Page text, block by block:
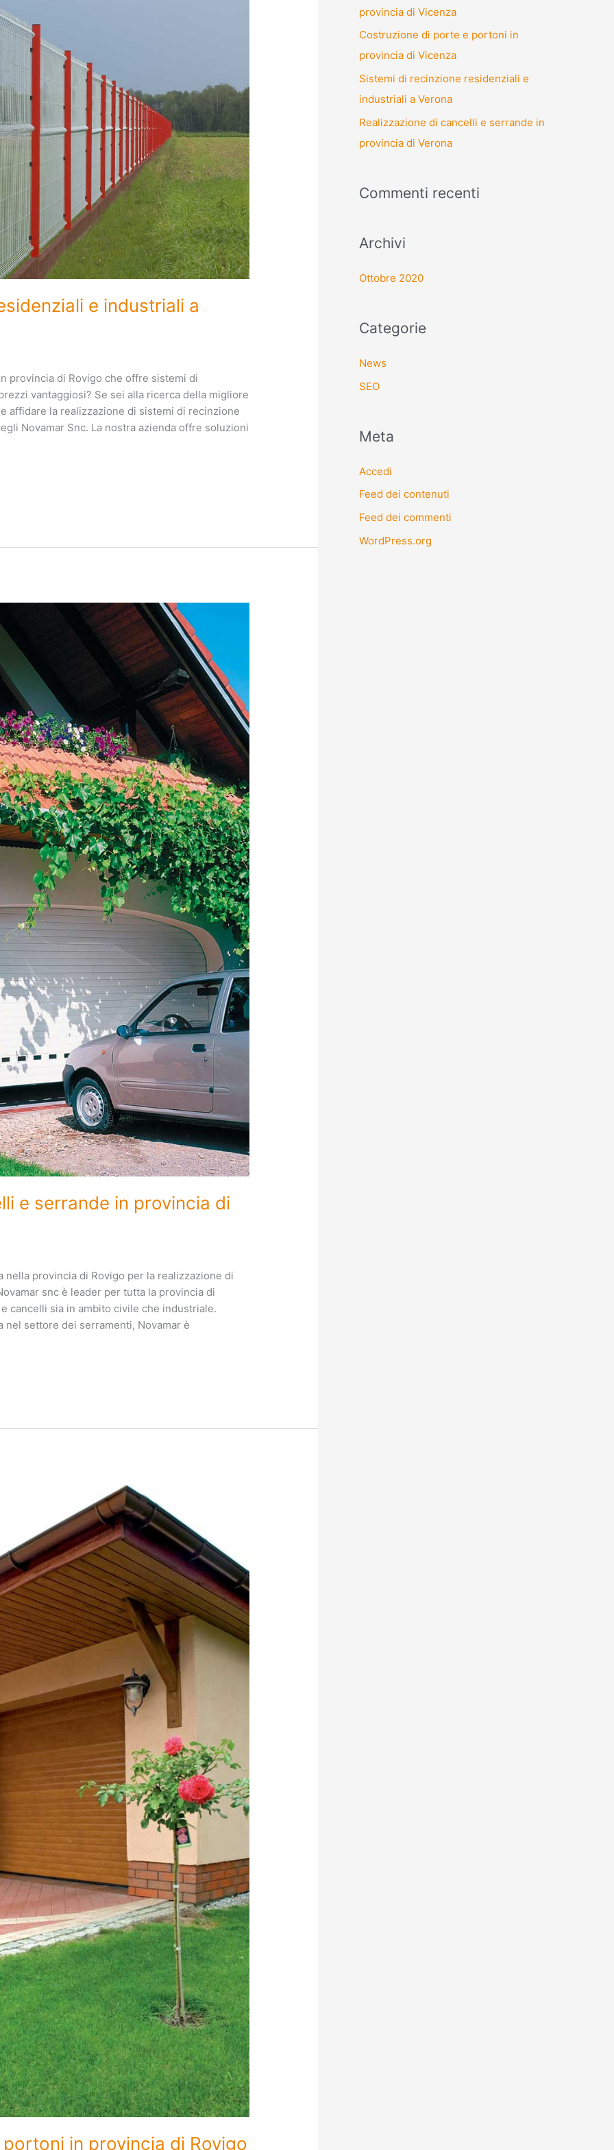
e industriali a
provincia di Rovigo che offre sistemi di
vantaggiosi? Se sei alla ricerca della migliore
affidare la realizzazione di sistemi di recinzione
Novamar Snc. La nostra azienda offre soluzioni
e serrande in provincia di
nella provincia di Rovigo per la realizzazione di
snc è leader per tutta la provincia di
cancelli sia in ambito civile che industriale.
nel settore dei serramenti, Novamar è
in provincia di Rovigo
provincia di Vicenza
Costruzione di porte e portoni in
provincia di Vicenza
Sistemi di recinzione residenziali e
industriali a Verona
Realizzazione di cancelli e serrande in
provincia di Verona
Commenti recenti
Archivi
Ottobre 2020
Categorie
News
SEO
Meta
Accedi
Feed dei contenuti
Feed dei commenti
WordPress.org